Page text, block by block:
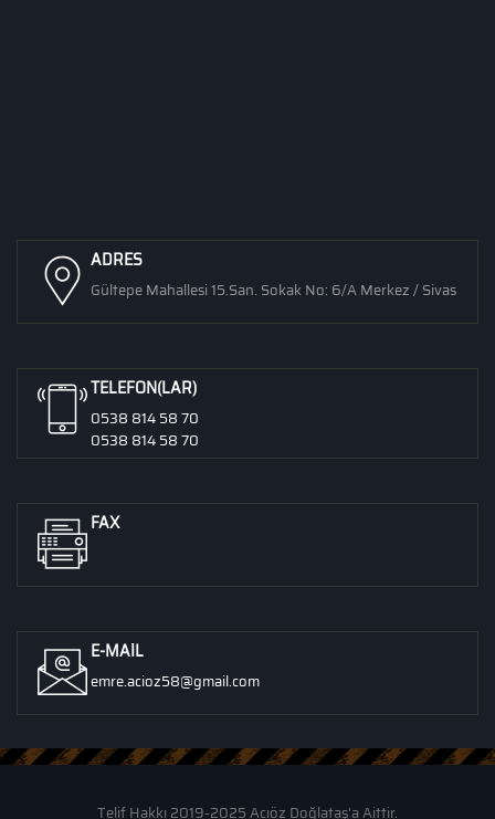
ADRES
Gültepe Mahallesi 15.San. Sokak No: 6/A Merkez / Sivas
TELEFON(LAR)
0538 814 58 70
0538 814 58 70
FAX
E-MAIL
emre.acioz58@gmail.com
Telif Hakkı 2019-2025 Acıöz Doğlataş'a Aittir.